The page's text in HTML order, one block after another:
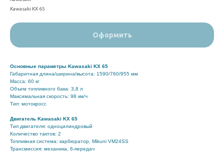
Kawasaki KX 65
Оформить
Основные параметры Kawasaki KX 65
Габаритная длина/ширина/высота: 1590/760/955 мм
Масса: 60 кг
Объем топливного бака: 3,8 л
Максимальная скорость: 98 км/ч
Тип: мотокросс
Двигатель Kawasaki KX 65
Тип двигателя: одноцилиндровый
Количество тактов: 2
Топливная система: карбюратор, Mikuni VM24SS
Трансмиссия: механика, 6-передач